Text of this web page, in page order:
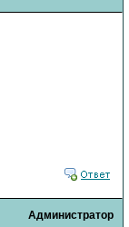
Администратор